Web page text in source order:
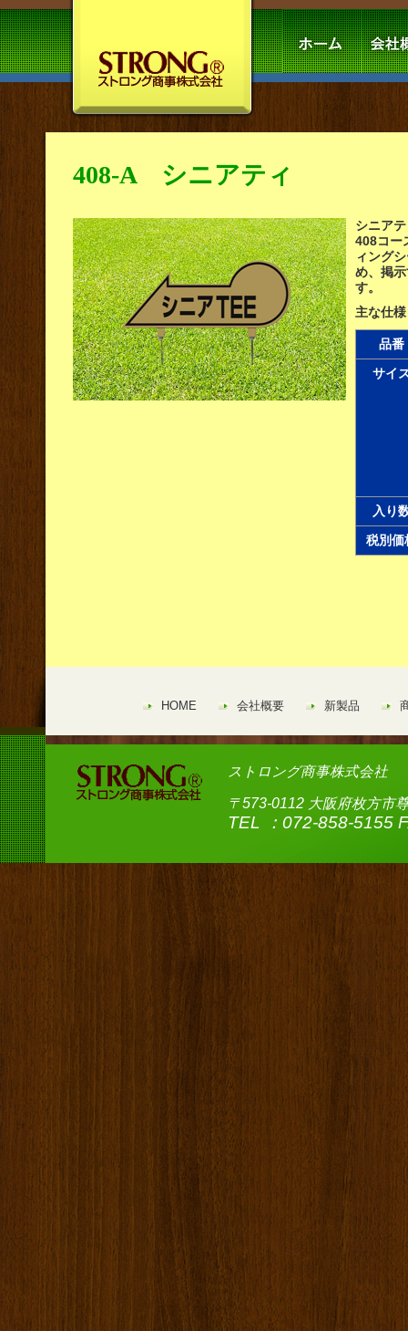
408-A シニアティ
シニア
408コー
ィング
め、掲
す。
主な仕様
品番
サイ
入り
税別価
HOME 会社概要 新製品
ストロング商事株式会社
〒573-0112 大阪府枚方市
TEL ：072-858-5155